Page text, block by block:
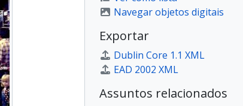
Navegar objetos digitais
Exportar
Dublin Core 1.1 XML
EAD 2002 XML
Assuntos relacionados